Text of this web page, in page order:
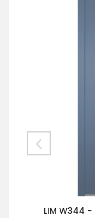
LIM W344